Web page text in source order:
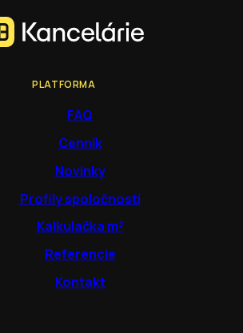
PLATFORMA
FAQ
Cenník
Novinky
Profily spoločností
Kalkulačka m²
Referencie
Kontakt